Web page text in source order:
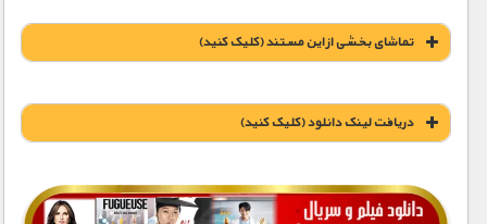
تماشای بخشی از این مستند (کلیک کنید)
دریافت لينک دانلود (کليک کنيد)
1900 تومان – خريد لينک دانلود (افزودن به سبد خريد)